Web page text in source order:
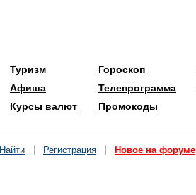
Туризм
Афиша
Курсы валют
Гороскоп
Телепрограмма
Промокоды
Найти Регистрация Новое на форуме